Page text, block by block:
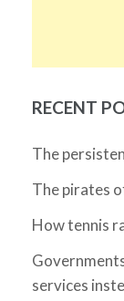
RECENT
The
The pirates
How tennis
services